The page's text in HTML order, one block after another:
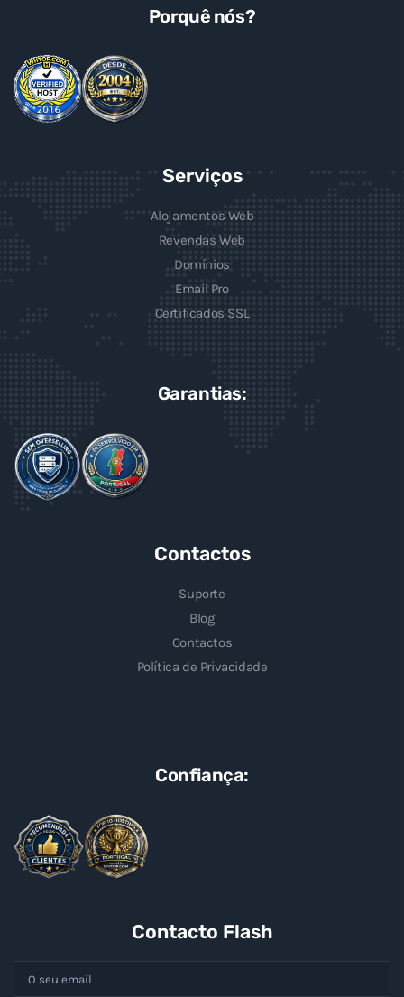
Porquê nós?
Serviços
Alojamentos Web
Revendas Web
Domínios
Email Pro
Certificados SSL
Garantias:
Contactos
Suporte
Blog
Contactos
Política de Privacidade
Confiança:
Contacto Flash